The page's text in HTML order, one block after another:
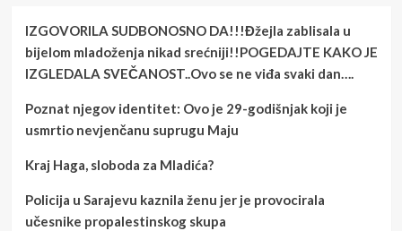
IZGOVORILA SUDBONOSNO DA!!!Đžejla zablisala u
bijelom mladoženja nikad srećniji!!POGEDAJTE KAKO JE
IZGLEDALA SVEČANOST..Ovo se ne viđa svaki dan….
Poznat njegov identitet: Ovo je 29-godišnjak koji je
usmrtio nevjenčanu suprugu Maju
Kraj Haga, sloboda za Mladića?
Policija u Sarajevu kaznila ženu jer je provocirala
učesnike propalestinskog skupa